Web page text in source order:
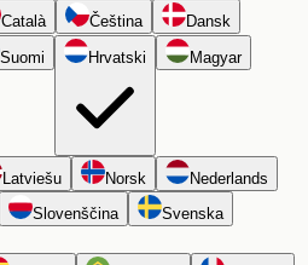
Català Čeština
Dansk
Suomi Hrvatski Magyar
Latviešu Norsk
Nederlands
Slovenščina Svenska